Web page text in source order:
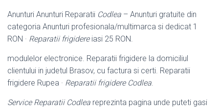
Anunturi Anunturi Reparatii Codlea – Anunturi gratuite din
categoria Anunturi profesionala/multimarca si dedicat 1
RON · Reparatii frigidereiasi 25 RON.
modulelor electronice. Reparatii frigidere la domiciliul
clientului in judetul Brasov, cu factura si certi. Reparatii
frigidere Rupea · Reparatii frigidere Codlea
Service Reparatii Codlea reprezinta pagina unde puteti gasi